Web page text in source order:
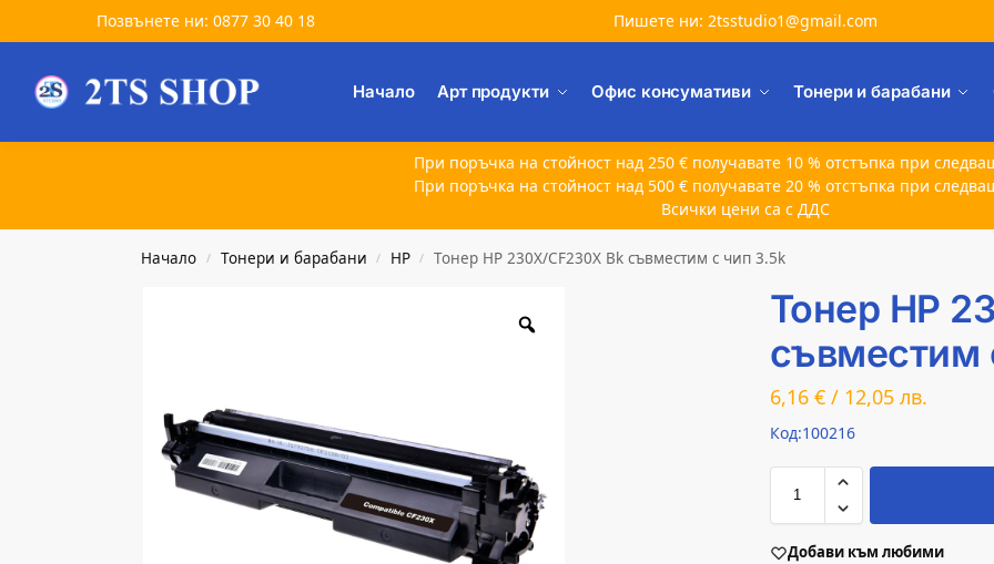
Позвънете ни: 0877 30 40 18 Пишете ни: 2tsstudio1@gmail.com
Начало Арт продукти Офис консумативи Тонери и барабани
Търсене
При поръчка на стойност над 250 € получавате 10 % отстъпка при
При поръчка на стойност над 500 € получавате 20 % отстъпка при
Всички цени са с ДДС
Начало / Тонери и барабани / HP / Тонер HP 230X/CF230X Bk съвместим с чип 3.5k
Тонер HP
съвместим
6,16 € / 12,05 лв.
Код:100216
Добави към любими